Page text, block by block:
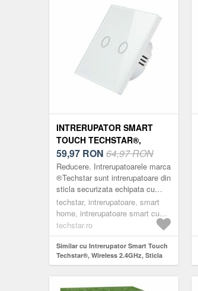
INTRERUPATOR SMART
TOUCH TECHSTAR®,
WIRELESS 2.4GHZ, STICLA
SECURIZATA, DESIGN
MODERN, ILUMINARE LED,
2 FAZE, ALB
59,97 RON 64,97 RON
Reducere. Intrerupatoarele marca
®Techstar sunt intrerupatoare din
sticla securizata echipata cu
butoane ce pot fi controlate tactil
si cu functii smart. Sun...
techstar, intrerupatoare, smart
home, intrerupatoare smart cu
wifi
techstar.ro
Similar cu Intrerupator Smart Touch
Techstar®, Wireless 2.4GHz, Sticla
Securizata, Design Modern,
Iluminare LED, 2 Faze, Alb